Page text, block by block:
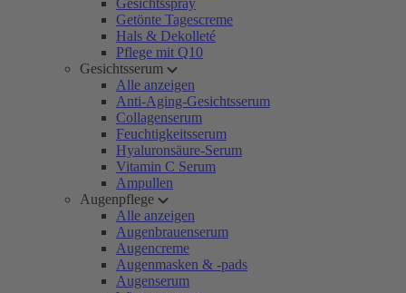
Gesichtsspray
Getönte Tagescreme
Hals & Dekolleté
Pflege mit Q10
Gesichtsserum
Alle anzeigen
Anti-Aging-Gesichtsserum
Collagenserum
Feuchtigkeitsserum
Hyaluronsäure-Serum
Vitamin C Serum
Ampullen
Augenpflege
Alle anzeigen
Augenbrauenserum
Augencreme
Augenmasken & -pads
Augenserum